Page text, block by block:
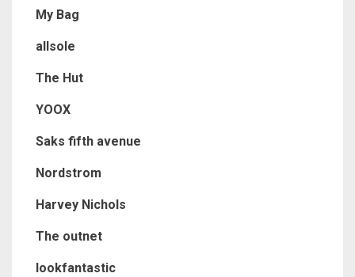
My Bag
allsole
The Hut
YOOX
Saks fifth avenue
Nordstrom
Harvey Nichols
The outnet
lookfantastic